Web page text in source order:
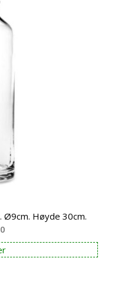
Ø9cm. Høyde 30cm.